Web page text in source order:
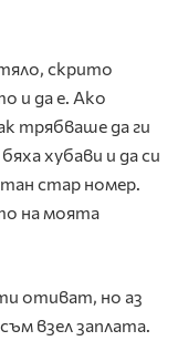
скрито
и да е. Ако
трябваше да ги
хубави и да си
стар номер.
на моята
отиват, но аз
взел заплата.